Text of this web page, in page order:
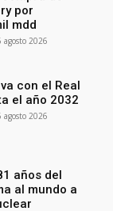
por
mdd
agosto 2026
con el Real
el año 2032
agosto 2026
años del
al mundo a